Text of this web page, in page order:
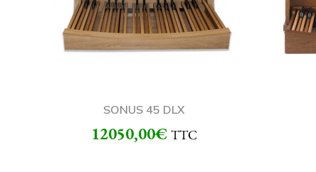
SONUS 45 DLX
12050,00€ TTC